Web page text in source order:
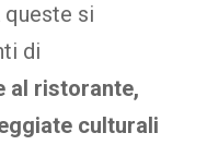
si
di
al ristorante,
culturali